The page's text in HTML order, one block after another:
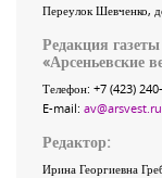
Переулок Шевченко,
Редакция газеты
«Арсеньевские
Телефон: +7 (423)
E-mail: av@arsvest.ru
Редактор:
Ирина Георгиевна